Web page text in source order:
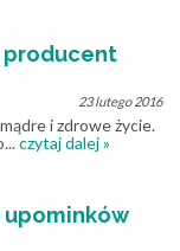
producent
23 lutego 2016
i zdrowe życie.
czytaj dalej »
upominków